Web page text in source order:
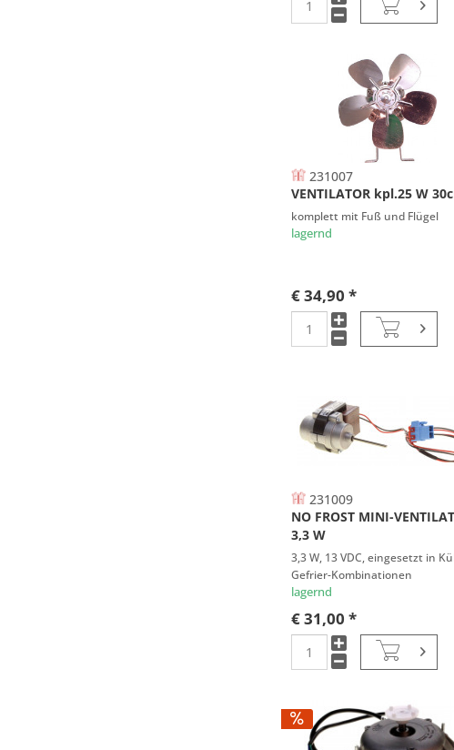
231007
VENTILATOR kpl.25 W
komplett mit Fuß und Flügel
lagernd
€ 34,90 *
231009
NO FROST MINI-
3,3 W
3,3 W, 13 VDC, eingesetzt in
Gefrier-Kombinationen
lagernd
€ 31,00 *